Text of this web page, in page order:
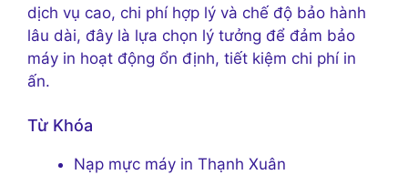
dịch vụ cao, chi phí hợp lý và chế độ bảo hành
lâu dài, đây là lựa chọn lý tưởng để đảm bảo
máy in hoạt động ổn định, tiết kiệm chi phí in
ấn.
Từ Khóa
Nạp mực máy in Thạnh Xuân